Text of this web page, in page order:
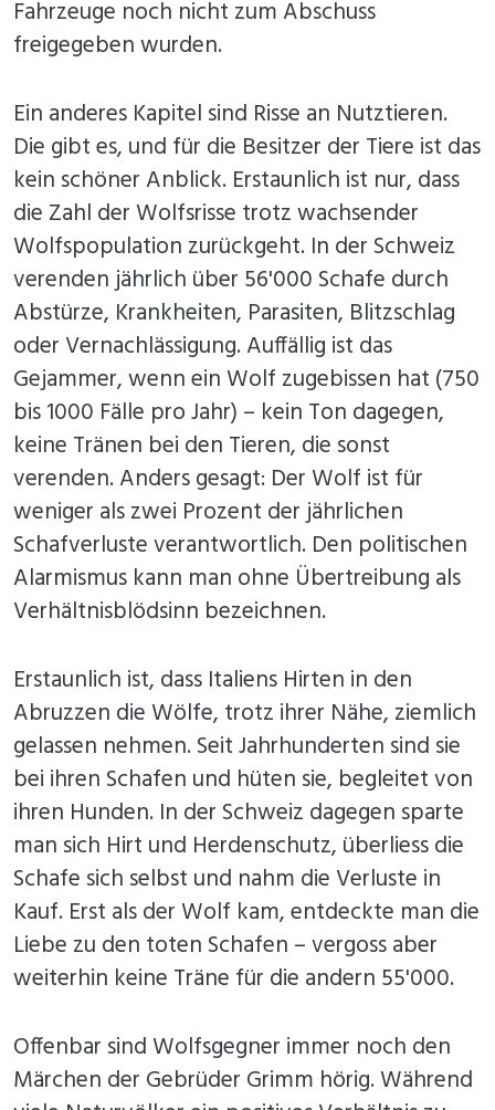
Fahrzeuge noch nicht zum Abschuss
freigegeben wurden.
Ein anderes Kapitel sind Risse an Nutztieren.
Die gibt es, und für die Besitzer der Tiere ist das
kein schöner Anblick. Erstaunlich ist nur, dass
die Zahl der Wolfsrisse trotz wachsender
Wolfspopulation zurückgeht. In der Schweiz
verenden jährlich über 56'000 Schafe durch
Abstürze, Krankheiten, Parasiten, Blitzschlag
oder Vernachlässigung. Auffällig ist das
Gejammer, wenn ein Wolf zugebissen hat (750
bis 1000 Fälle pro Jahr) – kein Ton dagegen,
keine Tränen bei den Tieren, die sonst
verenden. Anders gesagt: Der Wolf ist für
weniger als zwei Prozent der jährlichen
Schafverluste verantwortlich. Den politischen
Alarmismus kann man ohne Übertreibung als
Verhältnisblödsinn bezeichnen.
Erstaunlich ist, dass Italiens Hirten in den
Abruzzen die Wölfe, trotz ihrer Nähe, ziemlich
gelassen nehmen. Seit Jahrhunderten sind sie
bei ihren Schafen und hüten sie, begleitet von
ihren Hunden. In der Schweiz dagegen sparte
man sich Hirt und Herdenschutz, überliess die
Schafe sich selbst und nahm die Verluste in
Kauf. Erst als der Wolf kam, entdeckte man die
Liebe zu den toten Schafen – vergoss aber
weiterhin keine Träne für die andern 55'000.
Offenbar sind Wolfsgegner immer noch den
Märchen der Gebrüder Grimm hörig. Während